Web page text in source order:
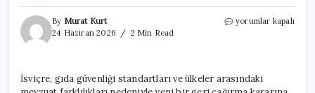
By Murat Kurt
24 Haziran 2026
2 Min Read
Ünlü
raflardan
yorumlar kapalı
İsviçre, gıda güvenliği standartları ve ülkeler arasındaki